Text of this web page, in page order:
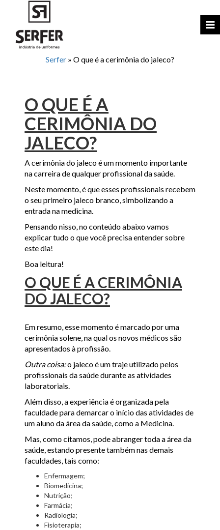
Serfer » O que é a cerimônia do jaleco?
O QUE É A
CERIMÔNIA DO
JALECO?
A cerimônia do jaleco é um momento importante
na carreira de qualquer profissional da saúde.
Neste momento, é que esses profissionais recebem
o seu primeiro jaleco branco, simbolizando a
entrada na medicina.
Pensando nisso, no conteúdo abaixo vamos
explicar tudo o que você precisa entender sobre
este dia!
Boa leitura!
O QUE É A CERIMÔNIA
DO JALECO?
Em resumo, esse momento é marcado por uma
cerimônia solene, na qual os novos médicos são
apresentados à profissão.
Outra coisa:o jaleco é um traje utilizado pelos
profissionais da saúde durante as atividades
laboratoriais.
Além disso, a experiência é organizada pela
faculdade para demarcar o início das atividades de
um aluno da área da saúde, como a Medicina.
Mas, como citamos, pode abranger toda a área da
saúde, estando presente também nas demais
faculdades, tais como:
Enfermagem;
Biomedicina;
Nutrição;
Farmácia;
Radiologia;
Fisioterapia;